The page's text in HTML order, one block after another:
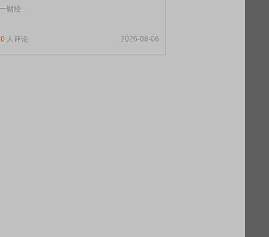
财经
人评论 2026-08-06